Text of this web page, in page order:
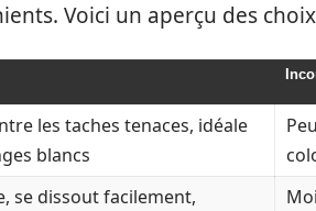
Voici un aperçu des
les taches tenaces, idéale
blancs
se dissout facilement,